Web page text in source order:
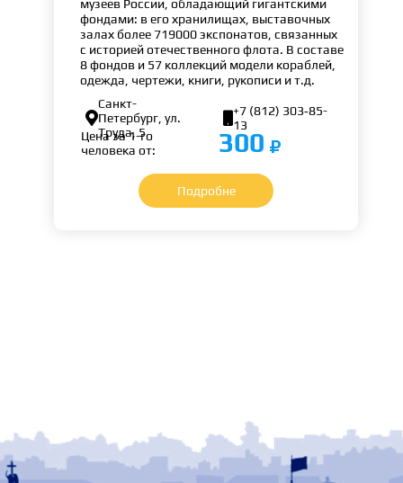
музеев России, обладающий гигантскими
фондами: в его хранилищах, выставочных
залах более 719000 экспонатов, связанных
с историей отечественного флота. В составе
8 фондов и 57 коллекций модели кораблей,
одежда, чертежи, книги, рукописи и т.д.

Санкт-
Петербург, ул.
Труда, 5
+7 (812) 303‑85-
13
Цена за 1-го
человека от:
300
Подробне